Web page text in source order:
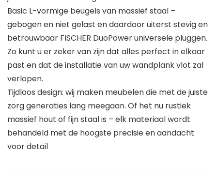
Basic L-vormige beugels van massief staal –
gebogen en niet gelast en daardoor uiterst stevig en
betrouwbaar FISCHER DuoPower universele pluggen.
Zo kunt u er zeker van zijn dat alles perfect in elkaar
past en dat de installatie van uw wandplank vlot zal
verlopen.
Tijdloos design: wij maken meubelen die met de juiste
zorg generaties lang meegaan. Of het nu rustiek
massief hout of fijn staal is – elk materiaal wordt
behandeld met de hoogste precisie en aandacht
voor detail